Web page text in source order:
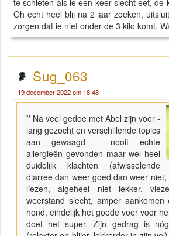
te schieten als ie een keer slecht eet, de
Oh echt heel blij na 2 jaar zoeken,
zorgen dat ie niet onder de 3 kilo komt.
Sug_063
19 december 2022 om 18:48
" Na veel gedoe met Abel zijn voer -
lang gezocht en verschillende topics
aan gewaagd - nooit echte
allergieën gevonden maar wel heel
duidelijk klachten (afwisselende
diarree dan weer goed dan weer
liezen, algeheel niet lekker,
weerstand slecht, amper
hond, eindelijk het goede voer voor
doet het super. Zijn gedrag is